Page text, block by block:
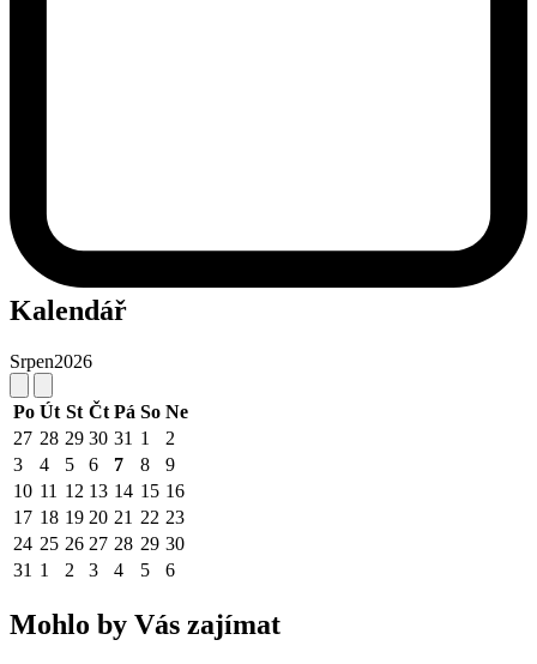
Kalendář
Srpen2026
Po Út St Čt Pá So Ne
27 28 29 30 31 1
2
3
4 5 6 7 8
9
10 11 12 13 14 15 16
17 18 19 20 21 22 23
24 25 26 27 28 29 30
31 1 2 3 4 5 6
Mohlo by Vás zajímat